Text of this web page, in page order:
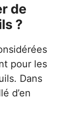
de
?
pour les
Dans
d’en